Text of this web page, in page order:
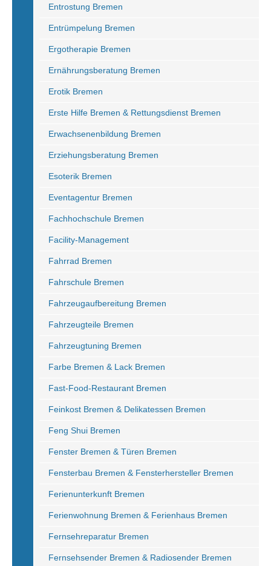
Entrostung Bremen
Entrümpelung Bremen
Ergotherapie Bremen
Ernährungsberatung Bremen
Erotik Bremen
Erste Hilfe Bremen & Rettungsdienst Bremen
Erwachsenenbildung Bremen
Erziehungsberatung Bremen
Esoterik Bremen
Eventagentur Bremen
Fachhochschule Bremen
Facility-Management
Fahrrad Bremen
Fahrschule Bremen
Fahrzeugaufbereitung Bremen
Fahrzeugteile Bremen
Fahrzeugtuning Bremen
Farbe Bremen & Lack Bremen
Fast-Food-Restaurant Bremen
Feinkost Bremen & Delikatessen Bremen
Feng Shui Bremen
Fenster Bremen & Türen Bremen
Fensterbau Bremen & Fensterhersteller Bremen
Ferienunterkunft Bremen
Ferienwohnung Bremen & Ferienhaus Bremen
Fernsehreparatur Bremen
Fernsehsender Bremen & Radiosender Bremen